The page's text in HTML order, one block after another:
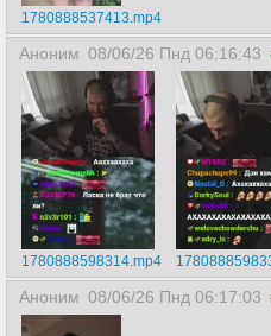
1780888537413.mp4
Аноним 08/06/26 Пнд 06:16:43
1780888598314.mp4
Аноним 08/06/26 Пнд 06:17:03